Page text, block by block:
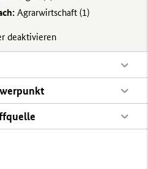
Agrarwirtschaft (1)
deaktivieren